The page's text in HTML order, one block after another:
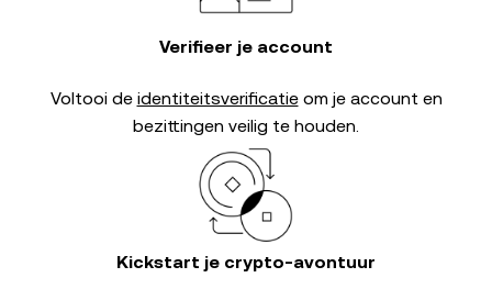
Verifieer je account
Voltooi de identiteitsverificatieom je account en
bezittingen veilig te houden.
Kickstart je crypto-avontuur